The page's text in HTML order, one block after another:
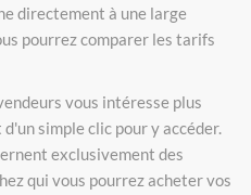
directement à une large
pourrez comparer les tarifs
vous intéresse plus
simple clic pour y accéder.
exclusivement des
qui vous pourrez acheter vos